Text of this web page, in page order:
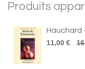
Produits
Hauchard
11,00 €